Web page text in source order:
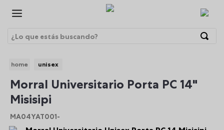
¿Lo que estás buscando?
unisex
Morral Universitario Porta PC 14"
Misisipi
MA04YAT001-
1.
morrales
2.
gorras
3.
bolsos
4
lonchera